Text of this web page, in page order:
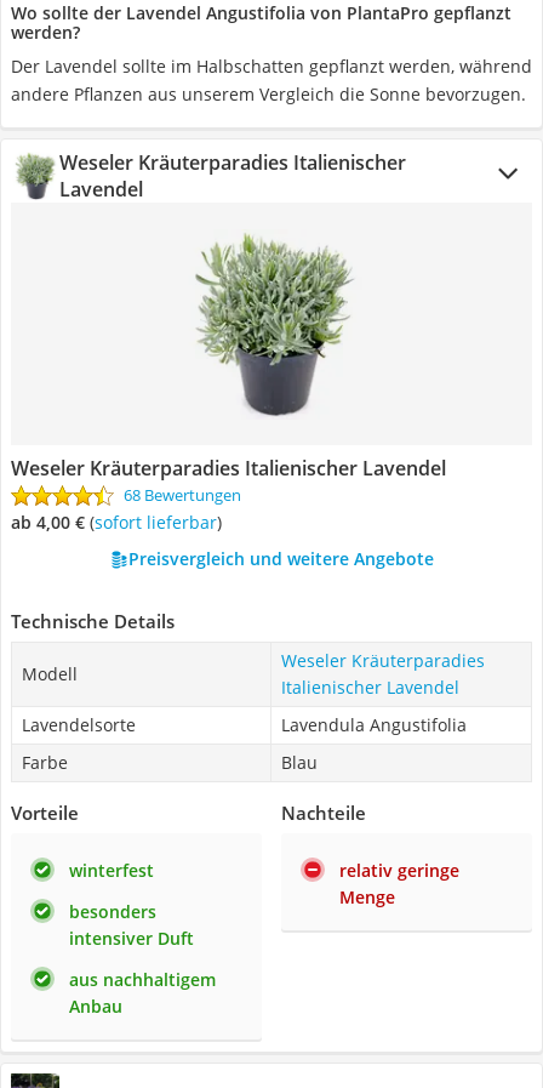
Wo sollte der Lavendel Angustifolia von PlantaPro gepflanzt
werden?
Der Lavendel sollte im Halbschatten gepflanzt werden, während
andere Pflanzen aus unserem Vergleich die Sonne bevorzugen.
Weseler Kräuterparadies Italienischer
Lavendel
Weseler Kräuterparadies Italienischer Lavendel
68 Bewertungen
ab 4,00 € ( Sofort lieferbar)
Preisvergleich und weitere Angebote
Technische Details
Modell
Weseler Kräuterparadies
Italienischer Lavendel
Lavendelsorte
Lavendula Angustifolia
Farbe
Blau
Vorteile
winterfest
besonders
intensiver Duft
aus nachhaltigem
Anbau
Nachteile
relativ geringe
Menge